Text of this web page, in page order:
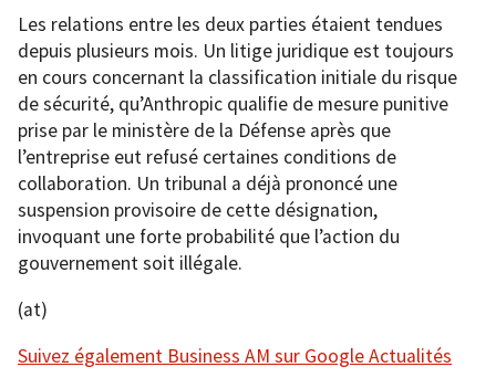
Les relations entre les deux parties étaient tendues
depuis plusieurs mois. Un litige juridique est toujours
en cours concernant la classification initiale du risque
de sécurité, qu’Anthropic qualifie de mesure punitive
prise par le ministère de la Défense après que
l’entreprise eut refusé certaines conditions de
collaboration. Un tribunal a déjà prononcé une
suspension provisoire de cette désignation,
invoquant une forte probabilité que l’action du
gouvernement soit illégale.
(at)
Suivez également Business AM sur Google Actualités